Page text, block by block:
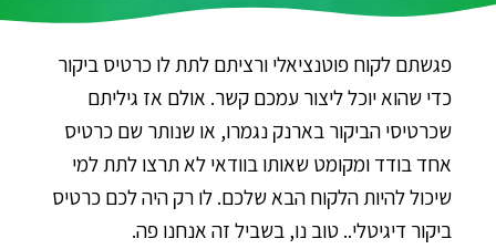
פגשתם לקוח פוטנציאלי ורציתם לתת לו כרטיס ביקור
כדי שהוא יוכל ליצור עמכם קשר. אולם אז גיליתם
שכרטיסי הביקור בארנק נגמרו, או שנותר שם כרטיס
אחד בודד ומקומט שאותו בוודאי לא תרצו לתת למי
שיכול להיות הלקוח הבא שלכם. לו רק היה לכם כרטיס
ביקור דיגיטלי.. טוב נו, בשביל זה אנחנו פה.